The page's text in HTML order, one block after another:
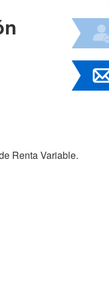
Renta Variable.